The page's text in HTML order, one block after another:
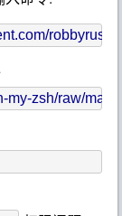
入命令: